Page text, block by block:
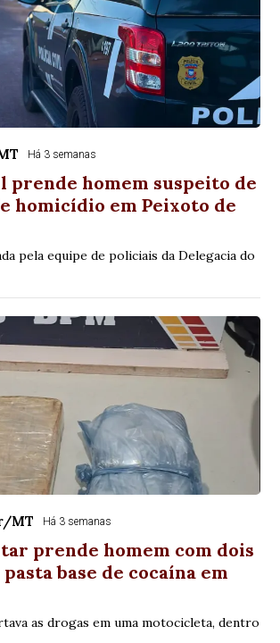
Há 3 semanas
prende homem suspeito de
homicídio em Peixoto de
pela equipe de policiais da Delegacia do
MT Há 3 semanas
prende homem com dois
base de cocaína em
as drogas em uma motocicleta, dentro